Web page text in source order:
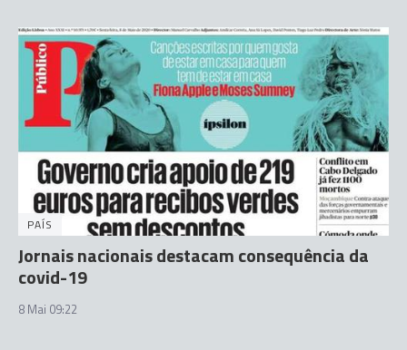
PAÍS
Jornais nacionais destacam consequência da
covid-19
8 Mai 09:22